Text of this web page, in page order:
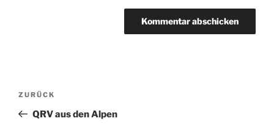
Beitragsnavigation
Vorheriger
Beitrag
ZURÜCK
QRV aus den Alpen